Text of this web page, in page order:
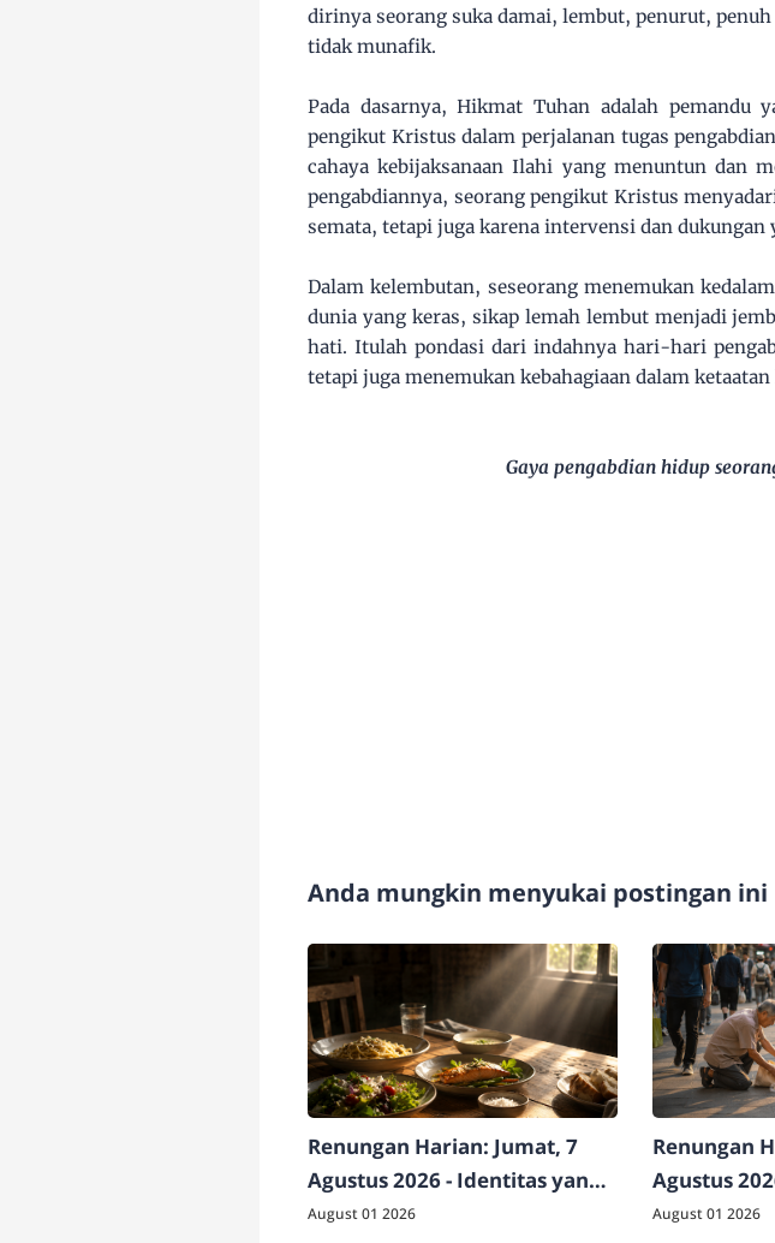
dirinya seorang suka damai, lembut, penurut,
tidak munafik.
Pada dasarnya, Hikmat Tuhan adalah pemandu
pengikut Kristus dalam perjalanan tugas
cahaya kebijaksanaan Ilahi yang menuntun dan
pengabdiannya, seorang pengikut Kristus
semata, tetapi juga karena intervensi dan
Dalam kelembutan, seseorang menemukan
dunia yang keras, sikap lemah lembut menjadi
hati. Itulah pondasi dari indahnya hari-hari
tetapi juga menemukan kebahagiaan dalam ketaatan
Gaya pengabdian hidup
Anda mungkin menyukai postingan ini
Renungan Harian: Jumat, 7
Agustus 2026 - Identitas yang
Berdampak
August 01 2026
Renungan
Agustus
Luar Logika
August 01 2026